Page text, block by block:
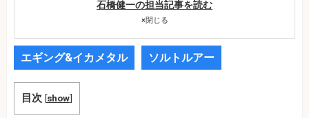
石橋健一の担当記事を読む
×閉じる
エギング&イカメタル ソルトルアー
目次 [show]